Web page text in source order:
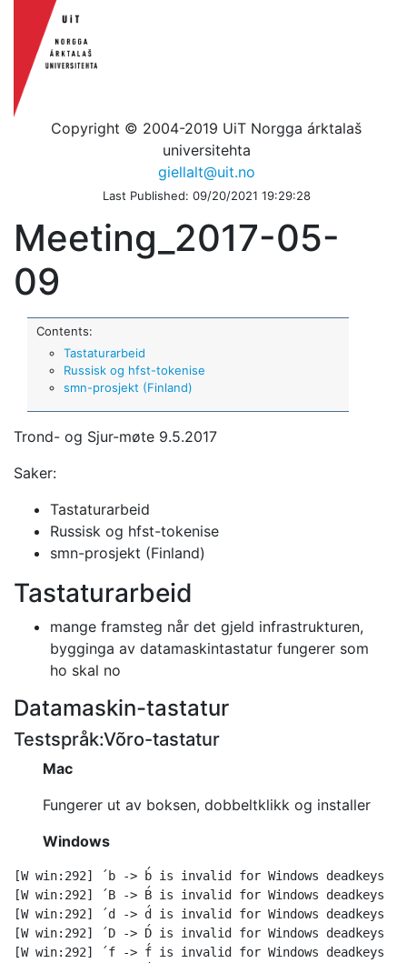
Copyright © 2004-2019 UiT Norgga árktalaš
universitehta
giellalt@uit.no
Last Published: 09/20/2021 19:29:28
Meeting_2017-05-
09
Contents:
Tastaturarbeid
Russisk og hfst-tokenise
smn-prosjekt (Finland)
Trond- og Sjur-møte 9.5.2017
Saker:
Tastaturarbeid
Russisk og hfst-tokenise
smn-prosjekt (Finland)
Tastaturarbeid
mange framsteg når det gjeld infrastrukturen,
bygginga av datamaskintastatur fungerer som
ho skal no
Datamaskin-tastatur
Testspråk:Võro-tastatur
Mac
Fungerer ut av boksen, dobbeltklikk og installer
Windows
[W win:292] ´b -> b́ is invalid for Windows deadkeys;
[W win:292] ´B -> B́ is invalid for Windows deadkeys;
[W win:292] ´d -> d́ is invalid for Windows deadkeys;
[W win:292] ´D -> D́ is invalid for Windows deadkeys;
[W win:292] ´f -> f́ is invalid for Windows deadkeys;